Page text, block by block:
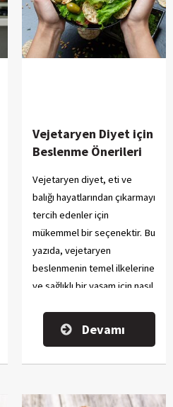
Vejetaryen Diyet için
Beslenme Önerileri
Vejetaryen diyet, eti ve
balığı hayatlarından çıkarmayı
tercih edenler için
mükemmel bir seçenektir. Bu
yazıda, vejetaryen
beslenmenin temel ilkelerine
ve sağlıklı bir yaşam için nasıl
ipuçlarına göz atacağız.
Devamı